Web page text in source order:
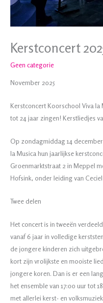
Kerstconcert
Geen categorie
November 2025
Kerstconcert Koorschool Viva la
tot 24 jaar zingen! Kerstliedjes
Op zondagmiddag 14
la Musica hun jaarlijkse
Groenmarktstraat 2 in Meppel
Hofsink, onder leiding van
Twee delen
Het concert is in tweeën
vanaf 6 jaar in volledige
de jongere kinderen zich
kort zijn vrolijkste en mooiste
jongere koren. Dan is er een
het ensemble van 17:00 uur tot
met allerlei kerst- en